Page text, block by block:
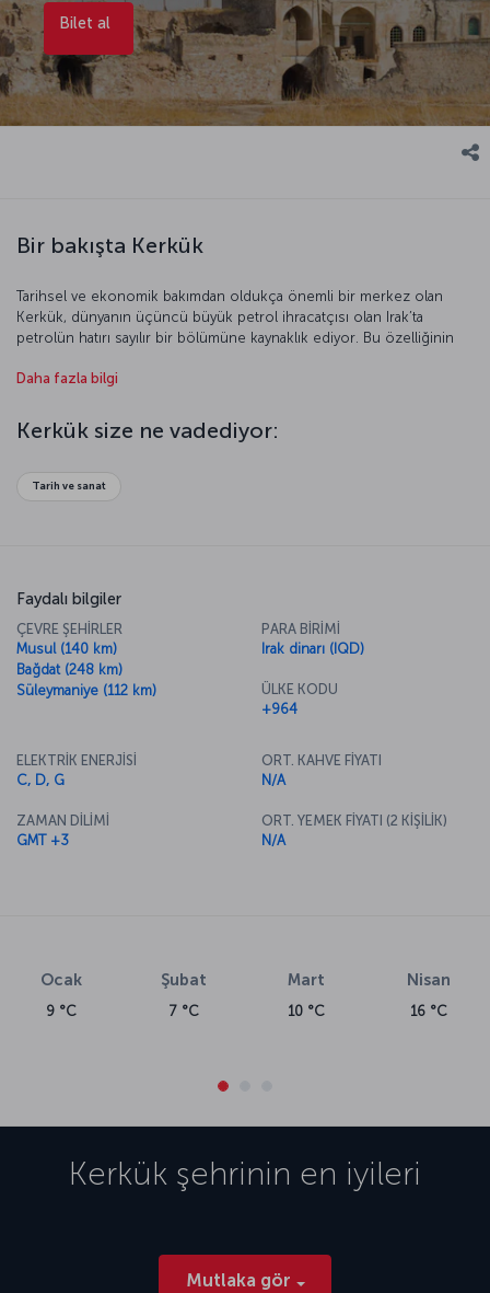
Bilet al
Bir bakışta Kerkük
Tarihsel ve ekonomik bakımdan oldukça önemli bir merkez olan
Kerkük, dünyanın üçüncü büyük petrol ihracatçısı olan Irak’ta
petrolün hatırı sayılır bir bölümüne kaynaklık ediyor. Bu özelliğinin
bir ova üzerine kurulmuş Kerkük’ün ortasından geçen Hassa Çayı,
mabetleri, milattan önceye uzanan tarihi yapıları ve kendine has
gastronomi kültürü, bir solukta keşfedilmeyi kuşkusuz hak ediyor.
Daha fazla bilgi
Kerkük size ne vadediyor:
Tarih ve sanat
Faydalı bilgiler
ÇEVRE ŞEHİRLER
Musul (140 km)
Bağdat (248 km)
Süleymaniye (112 km)
PARA BİRİMİ
Irak dinarı (IQD)
ÜLKE KODU
+964
ELEKTRİK ENERJİSİ
C, D, G
ZAMAN DİLİMİ
GMT +3
ORT. KAHVE FİYATI
N/A
ORT. YEMEK FİYATI (2 KİŞİLİK)
N/A
Ocak
9 °C
Şubat
7 °C
Mart
10 °C
Nisan
16 °C
Kerkük şehrinin en iyileri
Mutlaka gör